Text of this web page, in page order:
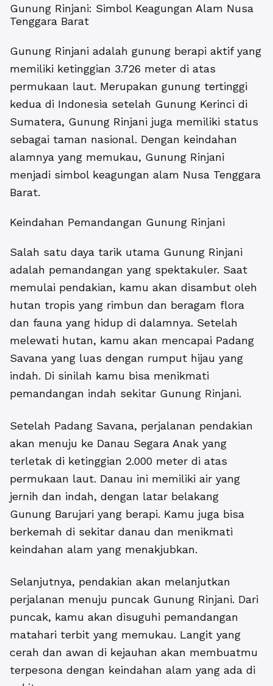
Gunung Rinjani: Simbol Keagungan Alam Nusa
Tenggara Barat
Gunung Rinjani adalah gunung berapi aktif yang
memiliki ketinggian 3.726 meter di atas
permukaan laut. Merupakan gunung tertinggi
kedua di Indonesia setelah Gunung Kerinci di
Sumatera, Gunung Rinjani juga memiliki status
sebagai taman nasional. Dengan keindahan
alamnya yang memukau, Gunung Rinjani
menjadi simbol keagungan alam Nusa Tenggara
Barat.
Keindahan Pemandangan Gunung Rinjani
Salah satu daya tarik utama Gunung Rinjani
adalah pemandangan yang spektakuler. Saat
memulai pendakian, kamu akan disambut oleh
hutan tropis yang rimbun dan beragam flora
dan fauna yang hidup di dalamnya. Setelah
melewati hutan, kamu akan mencapai Padang
Savana yang luas dengan rumput hijau yang
indah. Di sinilah kamu bisa menikmati
pemandangan indah sekitar Gunung Rinjani.
Setelah Padang Savana, perjalanan pendakian
akan menuju ke Danau Segara Anak yang
terletak di ketinggian 2.000 meter di atas
permukaan laut. Danau ini memiliki air yang
jernih dan indah, dengan latar belakang
Gunung Barujari yang berapi. Kamu juga bisa
berkemah di sekitar danau dan menikmati
keindahan alam yang menakjubkan.
Selanjutnya, pendakian akan melanjutkan
perjalanan menuju puncak Gunung Rinjani. Dari
puncak, kamu akan disuguhi pemandangan
matahari terbit yang memukau. Langit yang
cerah dan awan di kejauhan akan membuatmu
terpesona dengan keindahan alam yang ada di